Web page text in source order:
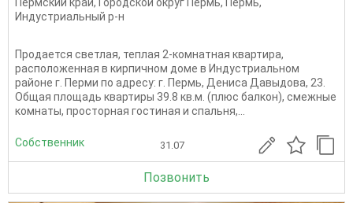
Пермский край, Городской округ Пермь, Пермь,
Индустриальный р-н
Продается светлая, теплая 2-комнатная квартира,
расположенная в кирпичном доме в Индустриальном
районе г. Перми по адресу: г. Пермь, Дениса Давыдова, 23.
Общая площадь квартиры 39.8 кв.м. (плюс балкон), смежные
комнаты, просторная гостиная и спальня,...
Собственник 31.07
Позвонить